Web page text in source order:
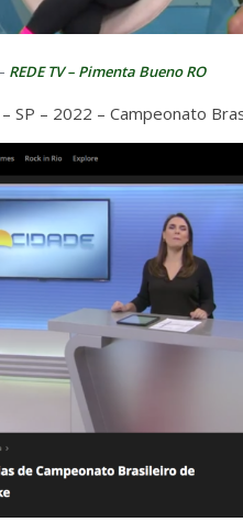
REDE TV – Pimenta Bueno RO
SP – 2022 – Campeonato